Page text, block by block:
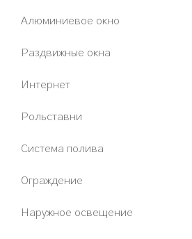
Алюминиевое окно
Раздвижные окна
Интернет
Рольставни
Система полива
Ограждение
Наружное освещение